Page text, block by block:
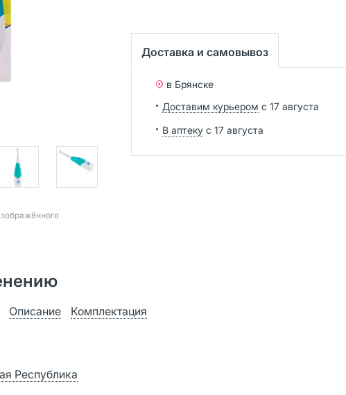
Доставка и самовывоз
в Брянске
Доставим курьером с 17 августа
В аптеку с 17 августа
Описание Комплектация
Республика